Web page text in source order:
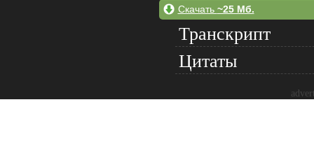
Скачать ~25 Мб.
Транскрипт
Цитаты